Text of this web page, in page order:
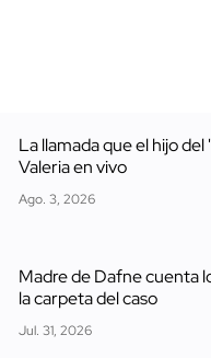
La llamada que el hijo del
Valeria en vivo
Ago. 3, 2026
Madre de Dafne cuenta
la carpeta del caso
Jul. 31, 2026